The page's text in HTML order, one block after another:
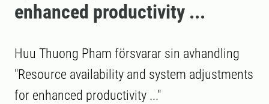
enhanced productivity ...
Huu Thuong Pham försvarar sin avhandling
"Resource availability and system adjustments
for enhanced productivity ..."